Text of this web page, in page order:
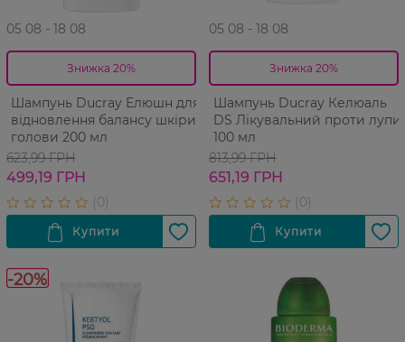
05 08 - 18 08
Знижка 20%
Шампунь Ducray Елюшн для
відновлення балансу шкіри
голови 200 мл
623,99 ГРН
499,19 ГРН
05 08 - 18 08
Знижка 20%
Шампунь Ducray Келюаль
DS Лікувальний проти лупи
100 мл
813,99 ГРН
651,19 ГРН
-20%